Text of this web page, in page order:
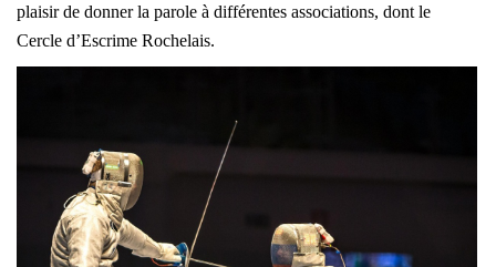
plaisir de donner la parole à différentes associations, dont le
Cercle d’Escrime Rochelais.